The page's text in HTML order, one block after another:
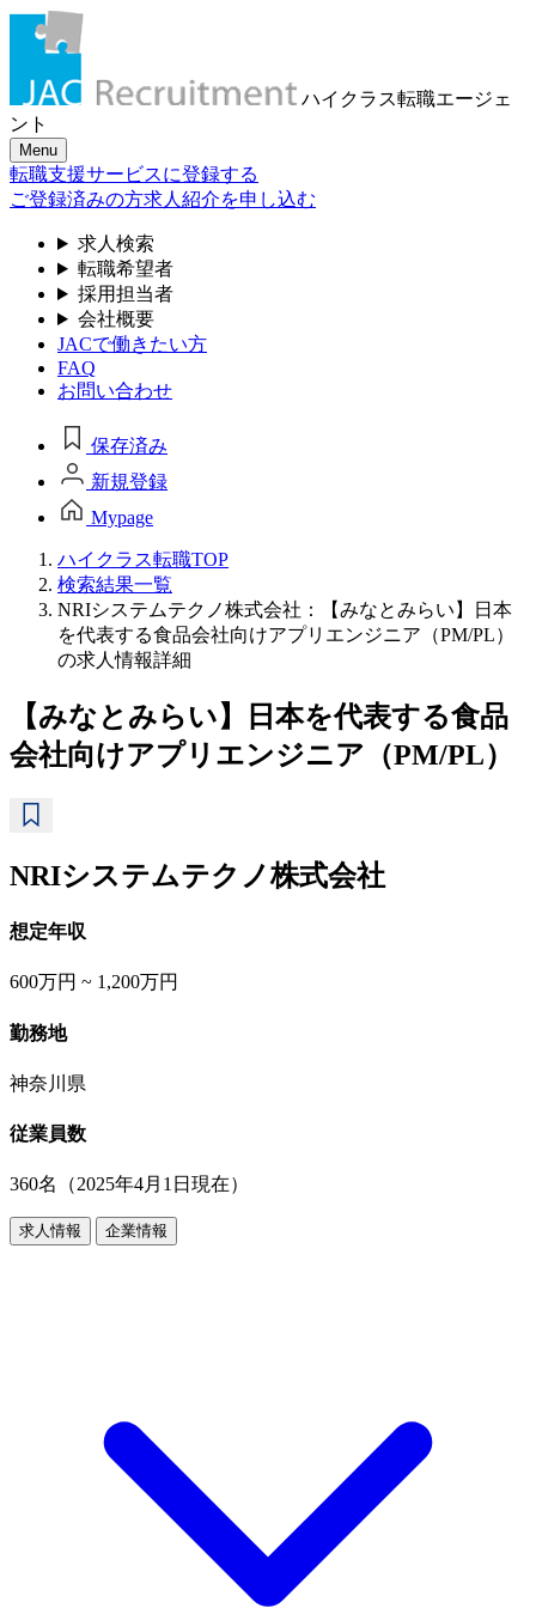
ハイクラス転職エージェ
ント
Menu
転職支援サービスに登録する
ご登録済みの方求人紹介を申し込む
求人検索
転職希望者
採用担当者
会社概要
JACで働きたい方
FAQ
お問い合わせ
保存済み
新規登録
Mypage
ハイクラス転職TOP
検索結果一覧
NRIシステムテクノ株式会社：【みなとみらい】日本
を代表する食品会社向けアプリエンジニア（PM/PL）
の求人情報詳細
【みなとみらい】日本を代表する食品
会社向けアプリエンジニア（PM/PL）
NRIシステムテクノ株式会社
想定年収
600万円 ~ 1,200万円
勤務地
神奈川県
従業員数
360名（2025年4月1日現在）
求人情報 企業情報